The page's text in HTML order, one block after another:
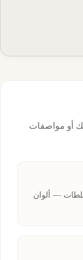
أو مواصفات
— ألوان